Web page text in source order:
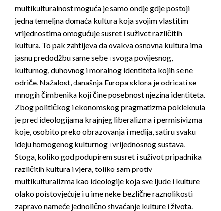
multikulturalnost moguća je samo ondje gdje postoji
jedna temeljna domaća kultura koja svojim vlastitim
vrijednostima omogućuje susret i suživot različitih
kultura. To pak zahtijeva da ovakva osnovna kultura ima
jasnu predodžbu same sebe i svoga povijesnog,
kulturnog, duhovnog i moralnog identiteta kojih se ne
odriče. Nažalost, današnja Europa sklona je odricati se
mnogih čimbenika koji čine posebnost njezina identiteta.
Zbog političkog i ekonomskog pragmatizma pokleknula
je pred ideologijama krajnjeg liberalizma i permisivizma
koje, osobito preko obrazovanja i medija, satiru svaku
ideju homogenog kulturnog i vrijednosnog sustava.
Stoga, koliko god podupirem susret i suživot pripadnika
različitih kultura i vjera, toliko sam protiv
multikulturalizma kao ideologije koja sve ljude i kulture
olako poistovjećuje i u ime neke bezlične raznolikosti
zapravo nameće jednolično shvaćanje kulture i života.